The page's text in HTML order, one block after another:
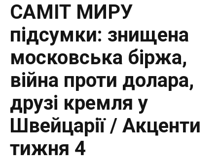
САМІТ МИРУ
підсумки: знищена
московська біржа,
війна проти долара,
друзі кремля у
Швейцарії / Акценти
тижня 4